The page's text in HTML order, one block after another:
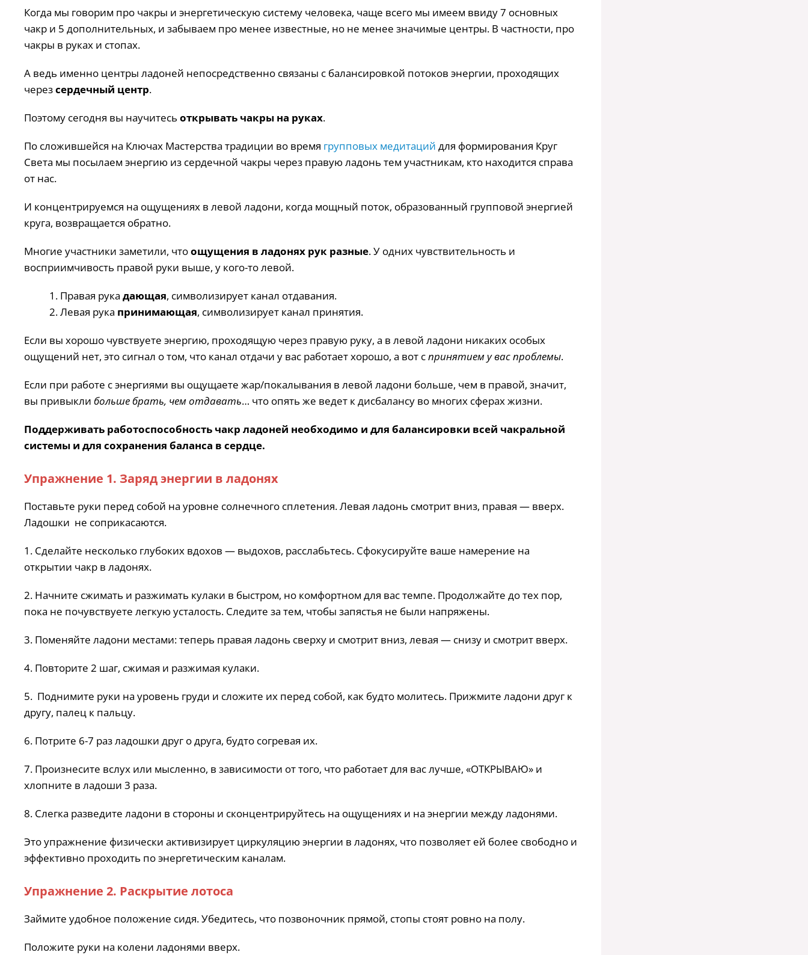
Когда мы говорим про чакры и энергетическую систему человека, чаще всего мы имеем ввиду 7 основных
чакр и 5 дополнительных, и забываем про менее известные, но не менее значимые центры. В частности, про
чакры в руках и стопах.
А ведь именно центры ладоней непосредственно связаны с балансировкой потоков энергии, проходящих
черезсердечный центр.
Поэтому сегодня вы научитесь открывать чакры на руках.
По сложившейся на Ключах Мастерства традиции во время групповых медитаций для формирования Круг
Света мы посылаем энергию из сердечной чакры через правую ладонь тем участникам, кто находится справа
от нас.
И концентрируемся на ощущениях в левой ладони, когда мощный поток, образованный групповой энергией
круга, возвращается обратно.
Многие участники заметили, чтоощущения в ладонях рук разные. У одних чувствительность и
восприимчивость правой руки выше, у кого-то левой.
Правая рука дающая, символизирует канал отдавания.
Левая рука принимающая, символизирует канал принятия.
Если вы хорошо чувствуете энергию, проходящую через правую руку, а в левой ладони никаких особых
ощущений нет, это сигнал о том, что канал отдачи у вас работает хорошо, а вот спринятием у вас проблемы.
Если при работе с энергиями вы ощущаете жар/покалывания в левой ладони больше, чем в правой, значит,
вы привыкли больше брать, чем отдавать… что опять же ведет к дисбалансу во многих сферах жизни.
Поддерживать работоспособность чакр ладоней необходимо и для балансировки всей чакральной
системы и для сохранения баланса в сердце.
Упражнение 1. Заряд энергии в ладонях
Поставьте руки перед собой на уровне солнечного сплетения. Левая ладонь смотрит вниз, правая — вверх.
Ладошки не соприкасаются.
1. Сделайте несколько глубоких вдохов — выдохов, расслабьтесь. Сфокусируйте ваше намерение на
открытии чакр в ладонях.
2. Начните сжимать и разжимать кулаки в быстром, но комфортном для вас темпе. Продолжайте до тех пор,
пока не почувствуете легкую усталость. Следите за тем, чтобы запястья не были напряжены.
3. Поменяйте ладони местами: теперь правая ладонь сверху и смотрит вниз, левая — снизу и смотрит вверх.
4. Повторите 2 шаг, сжимая и разжимая кулаки.
5. Поднимите руки на уровень груди и сложите их перед собой, как будто молитесь. Прижмите ладони друг к
другу, палец к пальцу.
6. Потрите 6-7 раз ладошки друг о друга, будто согревая их.
7. Произнесите вслух или мысленно, в зависимости от того, что работает для вас лучше, «ОТКРЫВАЮ» и
хлопните в ладоши 3 раза.
8. Слегка разведите ладони в стороны и сконцентрируйтесь на ощущениях и на энергии между ладонями.
Это упражнение физически активизирует циркуляцию энергии в ладонях, что позволяет ей более свободно и
эффективно проходить по энергетическим каналам.
Упражнение 2. Раскрытие лотоса
Займите удобное положение сидя. Убедитесь, что позвоночник прямой, стопы стоят ровно на полу.
Положите руки на колени ладонями вверх.